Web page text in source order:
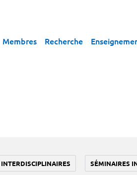
Membres Recherche
SÉMINAIRES